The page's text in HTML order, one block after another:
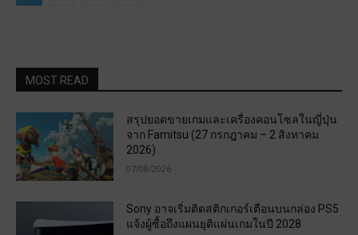
MOST READ
สรุปยอดขายเกมและเครื่องคอนโซลในญี่ปุ่น
จาก Famitsu (27 กรกฎาคม – 2 สิงหาคม
2026)
07/08/2026
Sony อาจเริ่มติดสติกเกอร์เตือนบนกล่อง PS5
แจ้งผู้ซื้อถึงแผนยุติแผ่นเกมในปี 2028